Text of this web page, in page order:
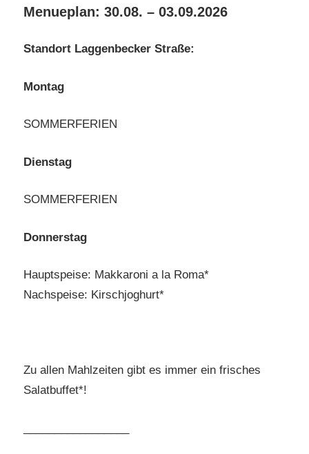
Menueplan: 30.08. – 03.09.2026
Standort Laggenbecker Straße:
Montag
SOMMERFERIEN
Dienstag
SOMMERFERIEN
Donnerstag
Hauptspeise: Makkaroni a la Roma*
Nachspeise: Kirschjoghurt*
Zu allen Mahlzeiten gibt es immer ein frisches
Salatbuffet*!